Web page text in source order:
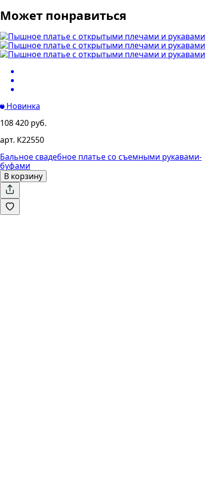
Может понравиться
Новинка
108 420 руб.
арт. К22550
Бальное свадебное платье со съемными рукавами-
буфами
В корзину